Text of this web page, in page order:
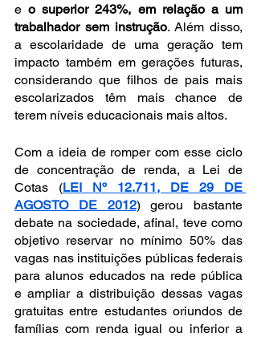
e o superior 243%, em relação a um
trabalhador sem instrução. Além disso,
a escolaridade de uma geração tem
impacto também em gerações futuras,
considerando que filhos de pais mais
escolarizados têm mais chance de
terem níveis educacionais mais altos.
Com a ideia de romper com esse ciclo
de concentração de renda, a Lei de
Cotas (LEI Nº 12.711, DE 29 DE
AGOSTO DE 2012) gerou bastante
debate na sociedade, afinal, teve como
objetivo reservar no mínimo 50% das
vagas nas instituições públicas federais
para alunos educados na rede pública
e ampliar a distribuição dessas vagas
gratuitas entre estudantes oriundos de
famílias com renda igual ou inferior a